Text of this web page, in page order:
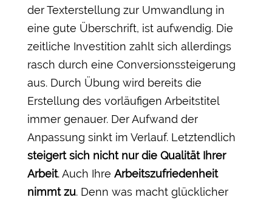
der Texterstellung zur Umwandlung in
eine gute Überschrift, ist aufwendig. Die
zeitliche Investition zahlt sich allerdings
rasch durch eine Conversionssteigerung
aus. Durch Übung wird bereits die
Erstellung des vorläufigen Arbeitstitel
immer genauer. Der Aufwand der
Anpassung sinkt im Verlauf. Letztendlich
steigert sich nicht nur die Qualität Ihrer
Arbeit. Auch Ihre Arbeitszufriedenheit
nimmt zu. Denn was macht glücklicher